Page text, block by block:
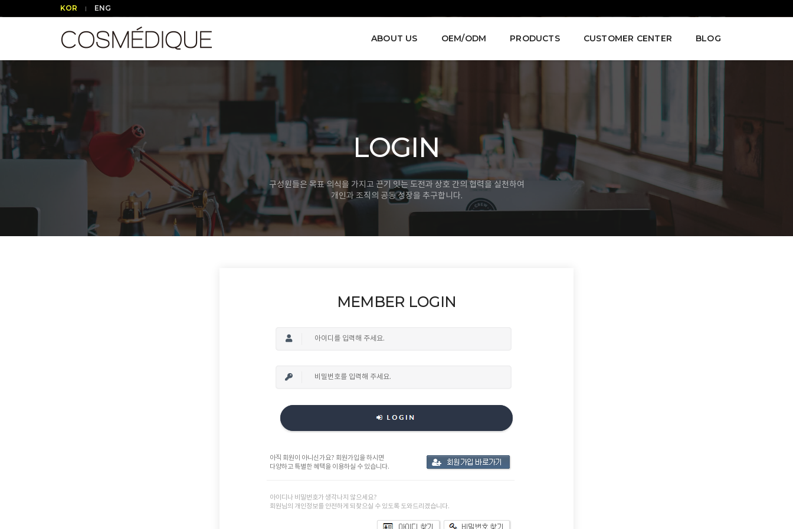
KOR ENG
ABOUT US OEM/ODM PRODUCTS CUSTOMER CENTER BLOG
LOGIN
구성원들은 목표 의식을 가지고 끈기 잇는 도전과 상호 간의 협력을 실천하여
개인과 조직의 공동 성장을 추구합니다.
MEMBER LOGIN
아직 회원이 아니신가요? 회원가입을 하시면
다양하고 특별한 혜택을 이용하실 수 있습니다.
아이디나 비밀번호가 생각나지 않으세요?
회원님의 개인정보를 안전하게 되찾으실 수 있도록 도와드리겠습니다.